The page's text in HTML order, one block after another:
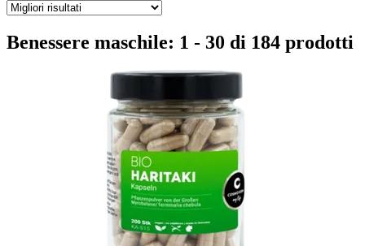
Benessere maschile: 1 - 30 di 184 prodotti